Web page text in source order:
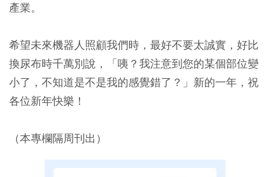
產業。
希望未來機器人照顧我們時，最好不要太誠實，好比
換尿布時千萬別說，「咦？我注意到您的某個部位變
小了，不知道是不是我的感覺錯了？」新的一年，祝
各位新年快樂！
（本專欄隔周刊出）